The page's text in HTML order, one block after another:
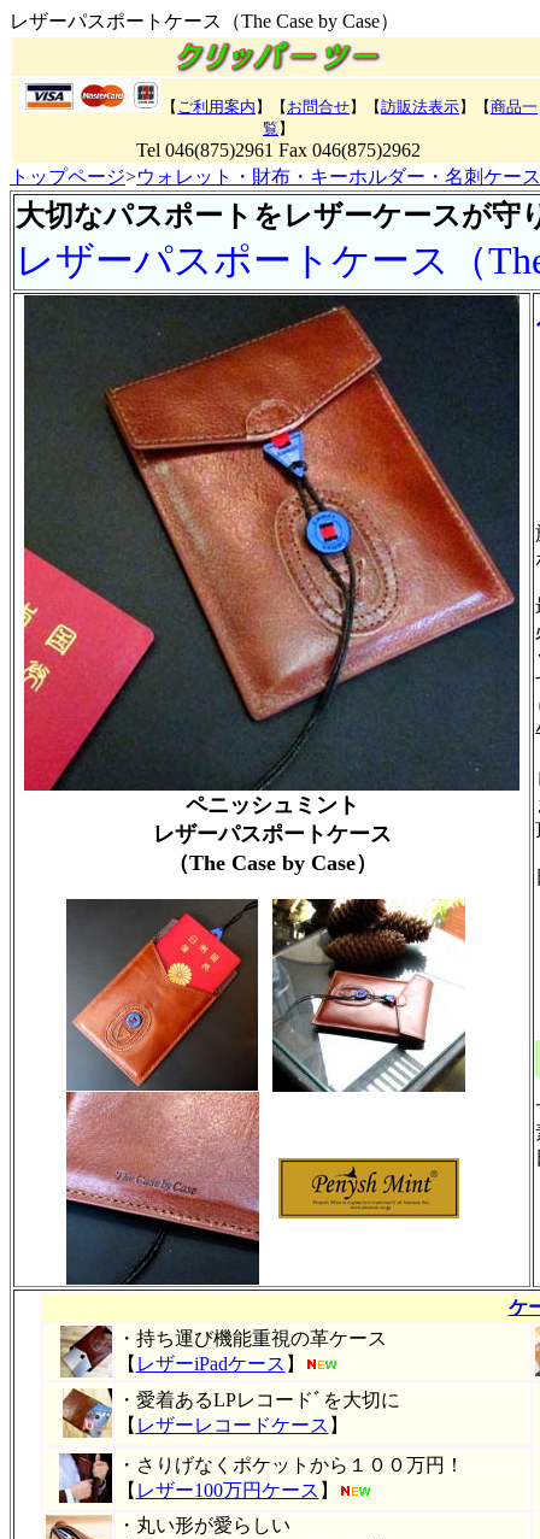
レザーパスポートケース（The Case by Case）
【 ご利用案内 】【 お問合せ】【訪販法表示】 【商品一
覧 】
Tel 046(875)2961 Fax 046(875)2962
トップページ>ウォレット・財布・キーホルダー・名刺ケース
大切なパスポートをレザーケースが守
レザーパスポートケース（The
ペニッシュミント
レザーパスポートケース
（The Case by Case）
ケ
・持ち運び機能重視の革ケース
【 レザーiPadケース 】
・愛着あるLPレコードﾞを大切に
【 レザーレコードケース 】
・さりげなくポケットから１００万円！
【 レザー100万円ケース 】
・丸い形が愛らしい